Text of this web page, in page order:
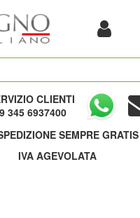
CLIENTI
345 6937400
SEMPRE GRATIS
IVA AGEVOLATA